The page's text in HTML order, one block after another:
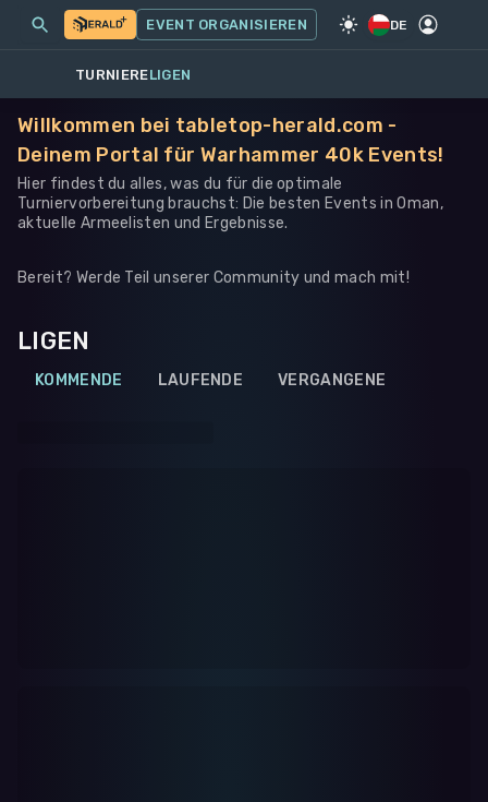
SPIEL·WARHAMMER 40K
MEINE EVENTS MEHR
EVENT ORGANISIEREN DE
TURNIERELIGEN
Willkommen bei tabletop-herald.com -
Deinem Portal für Warhammer 40k Events!
Hier findest du alles, was du für die optimale
Turniervorbereitung brauchst: Die besten Events in Oman,
aktuelle Armeelisten und Ergebnisse.
Bereit? Werde Teil unserer Community und mach mit!
LIGEN
KOMMENDE LAUFENDE VERGANGENE